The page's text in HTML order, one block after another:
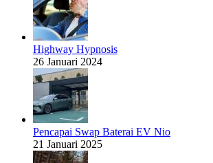
Highway Hypnosis
26 Januari 2024
Pencapai Swap Baterai EV Nio
21 Januari 2025